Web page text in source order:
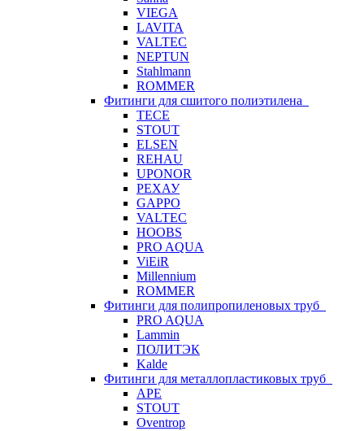
VIEGA
LAVITA
VALTEC
NEPTUN
Stahlmann
ROMMER
Фитинги для сшитого полиэтилена
TECE
STOUT
ELSEN
REHAU
UPONOR
РЕХАУ
GAPPO
VALTEC
HOOBS
PRO AQUA
ViEiR
Millennium
ROMMER
Фитинги для полипропиленовых труб
PRO AQUA
Lammin
ПОЛИТЭК
Kalde
Фитинги для металлопластиковых труб
APE
STOUT
Oventrop